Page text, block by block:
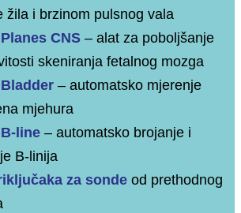
žila i brzinom pulsnog vala
CNS – alat za poboljšanje
skeniranja fetalnog mozga
– automatsko mjerenje
mjehura
line – automatsko brojanje i
B-linija
za sonde od prethodnog